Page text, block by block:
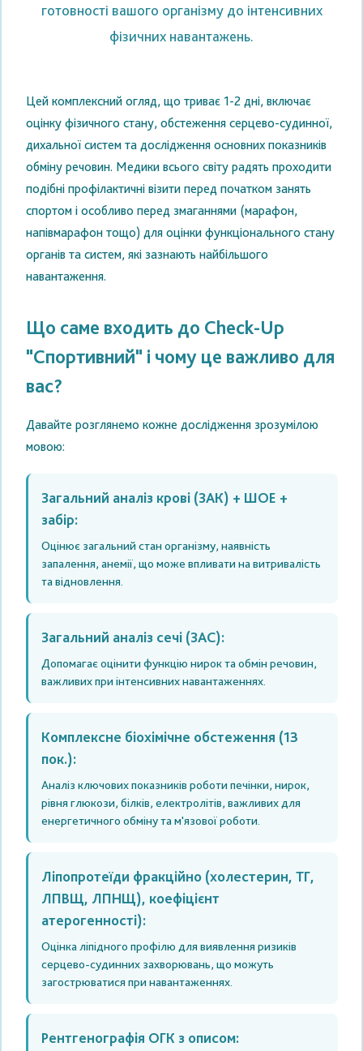
готовності вашого організму до інтенсивних
фізичних навантажень.
Цей комплексний огляд, що триває 1-2 дні, включає
оцінку фізичного стану, обстеження серцево-судинної,
дихальної систем та дослідження основних показників
обміну речовин. Медики всього світу радять проходити
подібні профілактичні візити перед початком занять
спортом і особливо перед змаганнями (марафон,
напівмарафон тощо) для оцінки функціонального стану
органів та систем, які зазнають найбільшого
навантаження.
Що саме входить до Check-Up
"Спортивний" і чому це важливо для
вас?
Давайте розглянемо кожне дослідження зрозумілою
мовою:
Загальний аналіз крові (ЗАК) + ШОЕ +
забір:
Оцінює загальний стан організму, наявність
запалення, анемії, що може впливати на витривалість
та відновлення.
Загальний аналіз сечі (ЗАС):
Допомагає оцінити функцію нирок та обмін речовин,
важливих при інтенсивних навантаженнях.
Комплексне біохімічне обстеження (13
пок.):
Аналіз ключових показників роботи печінки, нирок,
рівня глюкози, білків, електролітів, важливих для
енергетичного обміну та м'язової роботи.
Ліпопротеїди фракційно (холестерин, ТГ,
ЛПВЩ, ЛПНЩ), коефіцієнт
атерогенності):
Оцінка ліпідного профілю для виявлення ризиків
серцево-судинних захворювань, що можуть
загострюватися при навантаженнях.
Рентгенографія ОГК з описом: